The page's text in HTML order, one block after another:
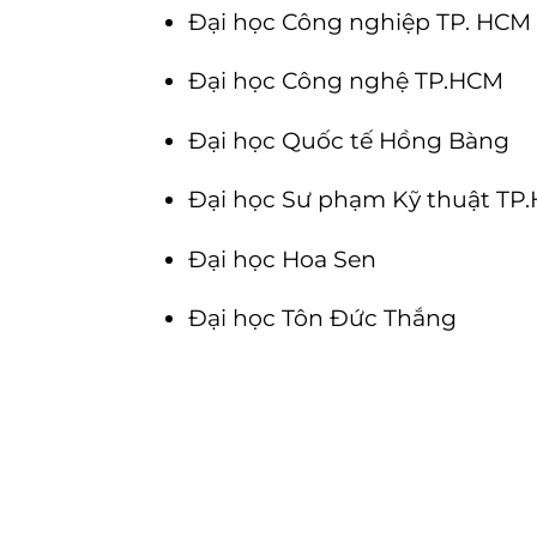
Đại học Công nghiệp TP. HCM
Đại học Công nghệ TP.HCM
Đại học Quốc tế Hồng Bàng
Đại học Sư phạm Kỹ thuật
Đại học Hoa Sen
Đại học Tôn Đức Thắng